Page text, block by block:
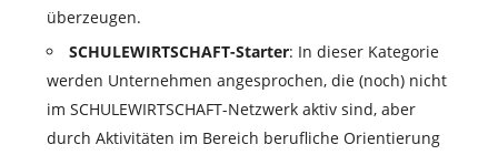
überzeugen.
SCHULEWIRTSCHAFT-Starter: In dieser Kategorie
werden Unternehmen angesprochen, die (noch) nicht
im SCHULEWIRTSCHAFT-Netzwerk aktiv sind, aber
durch Aktivitäten im Bereich berufliche Orientierung